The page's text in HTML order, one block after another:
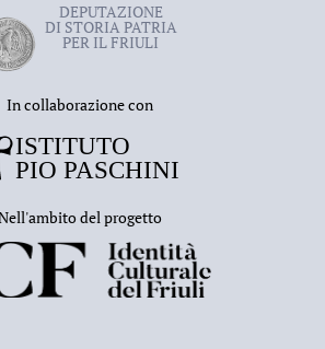
DEPUTAZIONE
DI STORIA PATRIA
PER IL FRIULI
In collaborazione con
del progetto